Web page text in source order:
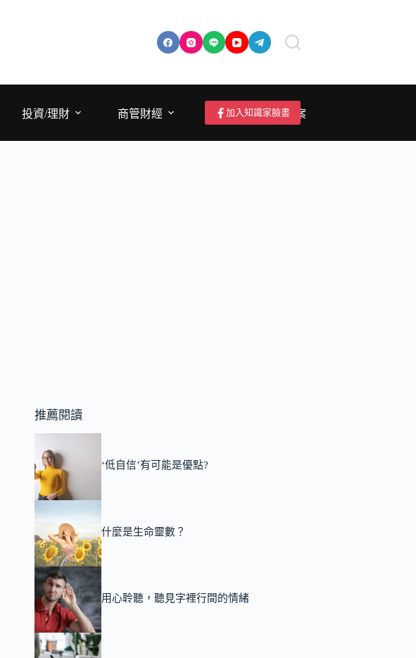
投資/理財 商管財經 成為作者/投稿/提案
加入知識家臉書
推薦閱讀
‘低自信’有可能是優點?
什麼是生命靈數？
用心聆聽，聽見字裡行間的情緒